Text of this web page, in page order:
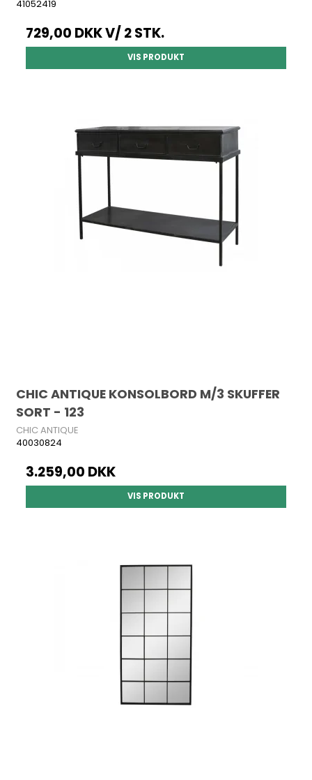
41052419
729,00 DKKV/ 2 STK.
VIS PRODUKT
CHIC ANTIQUE KONSOLBORD M/3 SKUFFER
SORT - 123
CHIC ANTIQUE
40030824
3.259,00 DKK
VIS PRODUKT